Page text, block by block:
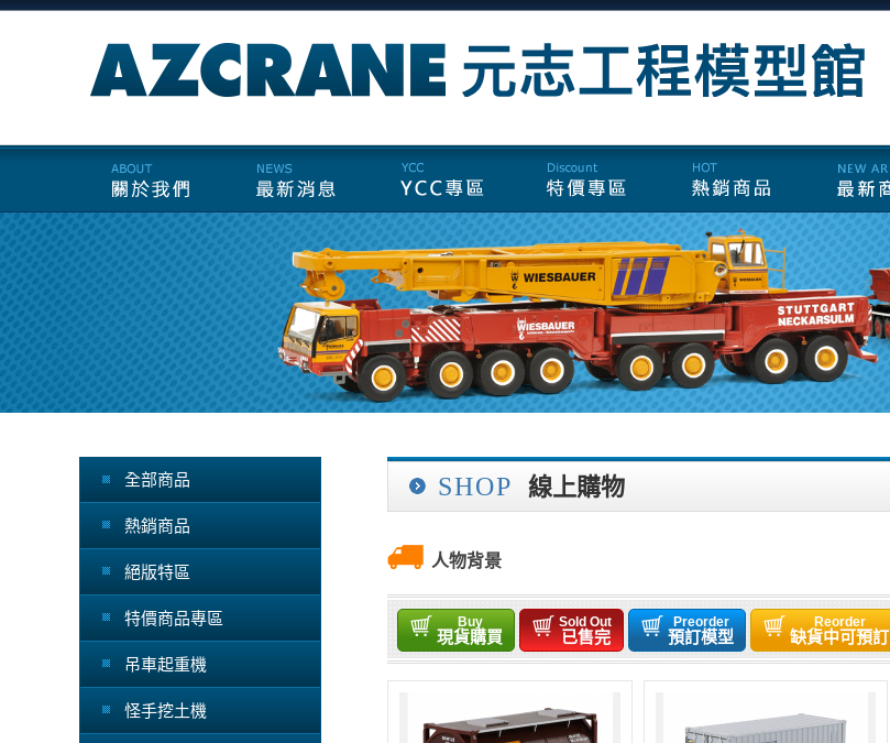
全部商品
熱銷商品
絕版特區
特價商品專區
吊車起重機
怪手挖土機
SHOP 線上購物
人物背景
Buy
現貨購買
Sold Out
已售完
Preorder
預訂模型
Reorder
缺貨中可預訂